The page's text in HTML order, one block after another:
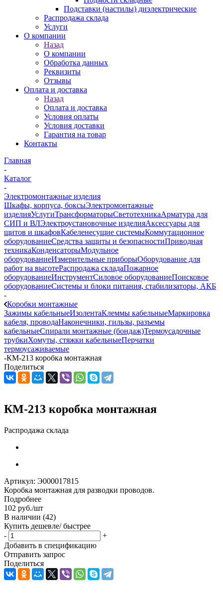
Подставки (настилы) диэлектрические
Распродажа склада
Услуги
О компании
Назад
О компании
Обработка данных
Реквизиты
Отзывы
Оплата и доставка
Назад
Оплата и доставка
Условия оплаты
Условия доставки
Гарантия на товар
Контакты
Главная
-
Каталог
-
Электромонтажные изделия
Шкафы, корпуса, боксыЭлектромонтажные
изделияУслугиТрансформаторыСветотехникаАрматура для
СИП и ВЛЭлектроустановочные изделияАксессуары для
щитов и шкафовКабеленесущие системыКоммутационное
оборудованиеСредства защиты и безопасностиПриводная
техникаКонденсаторыМодульное
оборудованиеИзмерительные приборыОборудование для
работ на высотеРаспродажа складаПожарное
оборудованиеИнструментСиловое оборудованиеПоисковое
оборудованиеСистемы и блоки питания, стабилизаторы, АКБ
-
Коробки монтажные
Зажимы кабельныеИзолентаКлеммы кабельныеМаркировка
кабеля, проводаНаконечники, гильзы, разъемы
кабельныеСпирали монтажные (бондаж)Термоусадочные
трубкиХомуты, стяжки кабельныеПерчатки
термоусаживаемые
-КМ-213 коробка монтажная
Поделиться
КМ-213 коробка монтажная
Распродажа склада
Артикул: Э000017815
Коробка монтажная для разводки проводов.
Подробнее
102 руб./шт
В наличии (42)
Купить дешевле/ быстрее
-
+
Добавить в спецификацию
Отправить запрос
Поделиться